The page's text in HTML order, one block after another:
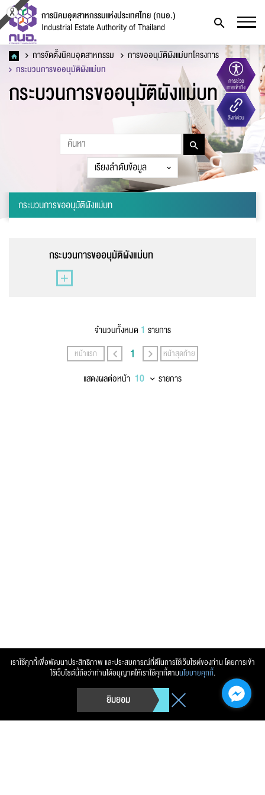
การนิคมอุตสาหกรรมแห่งประเทศไทย (กนอ.)
Industrial Estate Authority of Thailand
เราใช้คุกกี้เพื่อพัฒนาประสิทธิภาพ และประสบการณ์ที่ดีในการใช้เว็บไซต์ของท่าน โดยการเข้า
ใช้เว็บไซต์นี้ถือว่าท่านได้อนุญาตให้เราใช้คุกกี้ตามนโยบายคุกกี้.
ยิมยอม
การช่วย
การเข้าถึง
ลิงก์ด่วน
การจัดตั้งนิคมอุตสาหกรรม
การขออนุมัติผังแม่บทโครงการ
กระบวนการขออนุมัติผังแม่บท
กระบวนการขออนุมัติผังแม่บท
กระบวนการขออนุมัติผังแม่บท
กระบวนการขออนุมัติผังแม่บท
จำนวนทั้งหมด 1 รายการ
หน้าแรก 1 หน้าสุดท้าย
แสดงผลต่อหน้า รายการ
แบบฟอร์มการติดต่อ
ชื่อ*
นามสกุล*